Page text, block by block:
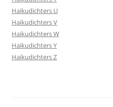
Haikudichters U
Haikudichters V
Haikudichters W
Haikudichters Y
Haikudichters Z